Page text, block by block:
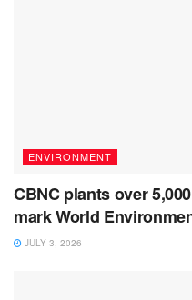
ENVIRONMENT
CBNC plants over
mark World
JULY 3, 2026